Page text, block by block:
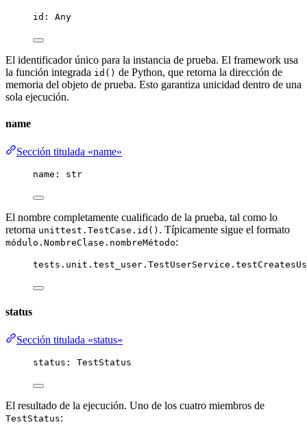
id : Any
El identificador único para la instancia de prueba. El framework usa
la función integrada id() de Python, que retorna la dirección de
memoria del objeto de prueba. Esto garantiza unicidad dentro de una
sola ejecución.
name
Sección titulada «name»
name: str
El nombre completamente cualificado de la prueba, tal como lo
retorna unittest.TestCase.id() . Típicamente sigue el formato
módulo.NombreClase.nombreMétodo:
status
Sección titulada «status»
status: TestStatus
El resultado de la ejecución. Uno de los cuatro miembros de
TestStatus: